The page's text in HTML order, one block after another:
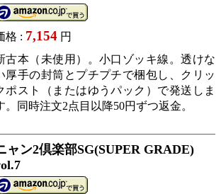
格 : 7,154 円
古本（未使用）。小口ゾッキ線。透けな
厚手の封筒とプチプチで梱包し、クリッ
ポスト（またはゆうパック）で発送しま
。同時注文2点目以降50円ずつ返金。
ャン2倶楽部SG(SUPER GRADE)